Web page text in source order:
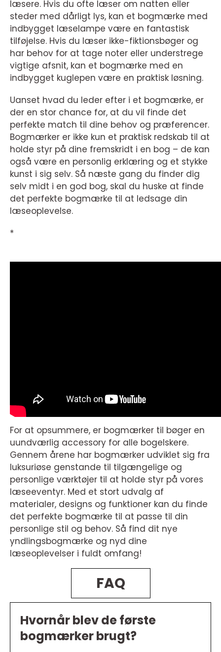
læsere. Hvis du ofte læser om natten eller
steder med dårligt lys, kan et bogmærke med
indbygget læselampe være en fantastisk
tilføjelse. Hvis du læser ikke-fiktionsbøger og
har behov for at tage noter eller understrege
vigtige afsnit, kan et bogmærke med en
indbygget kuglepen være en praktisk løsning.
Uanset hvad du leder efter i et bogmærke, er
der en stor chance for, at du vil finde det
perfekte match til dine behov og præferencer.
Bogmærker er ikke kun et praktisk redskab til at
holde styr på dine fremskridt i en bog – de kan
også være en personlig erklæring og et stykke
kunst i sig selv. Så næste gang du finder dig
selv midt i en god bog, skal du huske at finde
det perfekte bogmærke til at ledsage din
læseoplevelse.
*
For at opsummere, er bogmærker til bøger en
uundværlig accessory for alle bogelskere.
Gennem årene har bogmærker udviklet sig fra
luksuriøse genstande til tilgængelige og
personlige værktøjer til at holde styr på vores
læseeventyr. Med et stort udvalg af
materialer, designs og funktioner kan du finde
det perfekte bogmærke til at passe til din
personlige stil og behov. Så find dit nye
yndlingsbogmærke og nyd dine
læseoplevelser i fuldt omfang!
FAQ
Hvornår blev de første
bogmærker brugt?